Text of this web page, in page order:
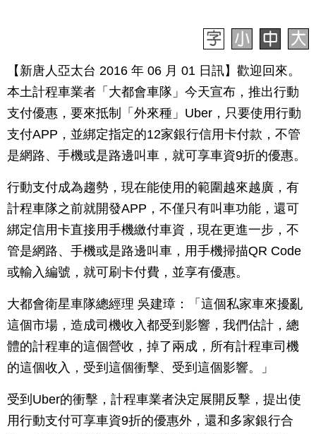
【新唐人亞太台 2016 年 06 月 01 日訊】歡迎回來。
本土計程車業者「大都會車隊」今天宣布，推出行動
支付優惠，要來抵制「外來種」Uber，只要使用行動
支付APP，並綁定指定的12家銀行信用卡付款，不管
是網路、手機或是路邊叫車，就可享車資9折的優惠。
行動支付成為趨勢，現在能使用的範圍越來越廣，有
計程車隊之前就開發APP，不僅只有叫車功能，還可
綁定信用卡直接用手機繳付車資，現在更進一步，不
管是網路、手機或是路邊叫車，用手機掃描QR Code
或輸入編號，就可刷卡付費，並享有優惠。
大都會衛星車隊總經理 吳建璋：「這個私家車來擾亂
這個市場，造成司機收入都受到影響，我們估計，總
體的計程車的這個營收，掉了兩成，所有計程車司機
的這個收入，受到這個衝擊、受到這個影響。」
受到Uber的衝擊，計程車業者決定展開反擊，提出使
用行動支付可享車資9折的優惠外，還和多家銀行合